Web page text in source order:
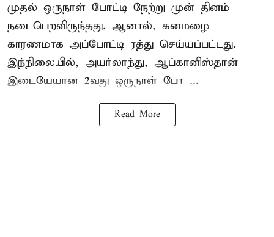
முதல் ஒருநாள் போட்டி நேற்று முன் தினம்
நடைபெறவிருந்தது. ஆனால், கனமழை
காரணமாக அப்போட்டி ரத்து செய்யப்பட்டது.
இந்நிலையில், அயர்லாந்து, ஆப்கானிஸ்தான்
இடையேயான 2வது ஒருநாள் போ ...
Read More